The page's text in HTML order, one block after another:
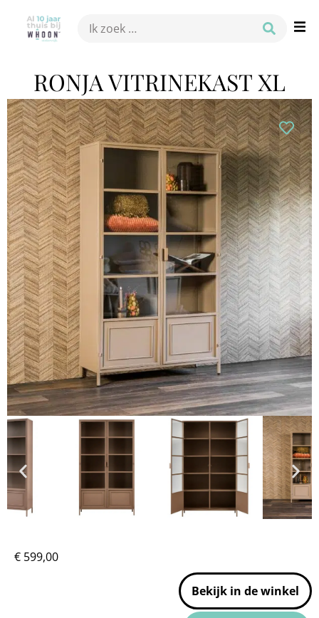
RONJA VITRINEKAST XL
€ 599,00
Bekijk in de winkel